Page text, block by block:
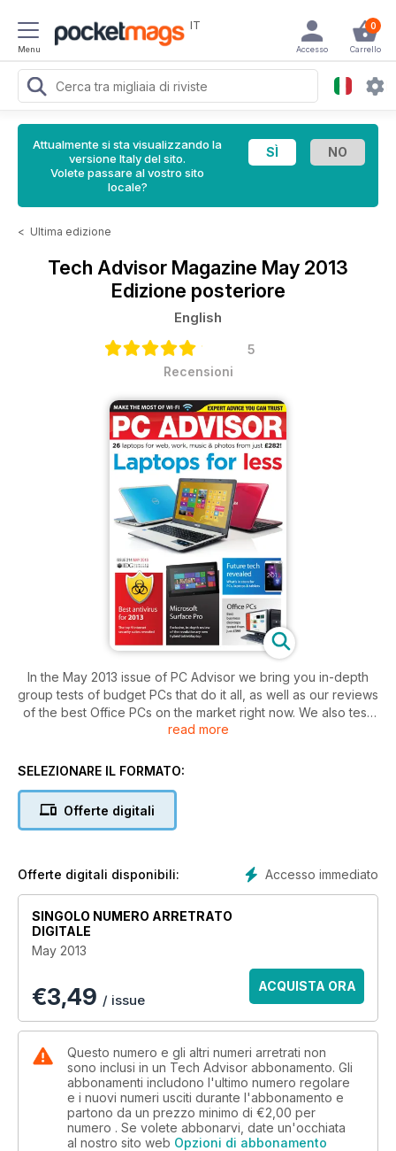
Menu
IT 0
Carrello
Accesso
Attualmente si sta visualizzando la
versione Italy del sito.
Volete passare al vostro sito
locale?
< Ultima edizione
Tech Advisor Magazine May 2013
Edizione posteriore
English
5
Recensioni
In the May 2013 issue of PC Advisor we bring you in-depth
group tests of budget PCs that do it all, as well as our reviews
of the best Office PCs on the market right now. We also test,
rank and rate all the latest internet security suites. There's our
top 100 products on sale in the UK right now and 30 pages of
technology prizes every week. Grab your copy today!
read more
SELEZIONARE IL FORMATO:
Offerte digitali
Accesso immediato
Offerte digitali disponibili:
SINGOLO NUMERO ARRETRATO
DIGITALE
May 2013
€3,49 / issue
ACQUISTA ORA
Questo numero e gli altri numeri arretrati non
sono inclusi in un Tech Advisor abbonamento. Gli
abbonamenti includono l'ultimo numero regolare
e i nuovi numeri usciti durante l'abbonamento e
partono da un prezzo minimo di €2,00 per
numero . Se volete abbonarvi, date un'occhiata
al nostro sito web Opzioni di abbonamento